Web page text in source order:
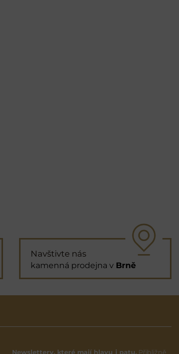
Navštivte nás
kamenná prodejna v Brně
Newslettery, které mají hlavu i patu.Přibližně